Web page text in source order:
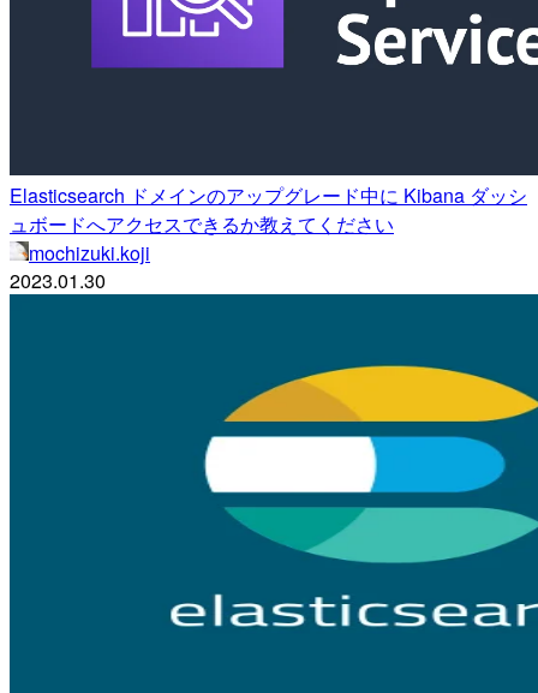
Elasticsearch ドメインのアップグレード中に Kibana ダッシ
ュボードへアクセスできるか教えてください
mochizuki.koji
2023.01.30